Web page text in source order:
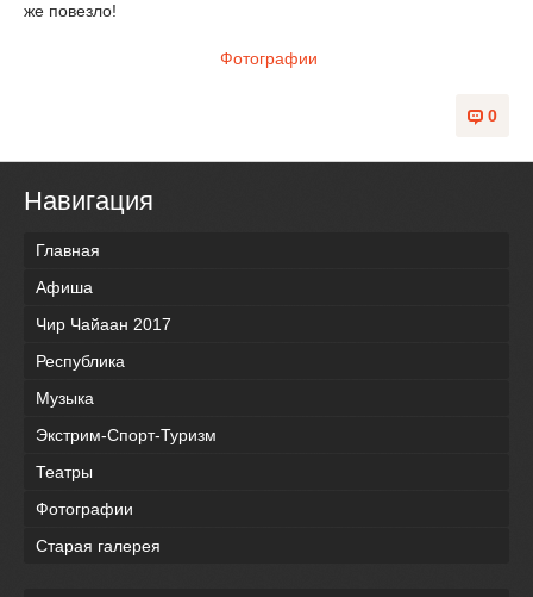
же повезло!
Фотографии
0
Навигация
Главная
Афиша
Чир Чайаан 2017
Республика
Музыка
Экстрим-Спорт-Туризм
Театры
Фотографии
Старая галерея